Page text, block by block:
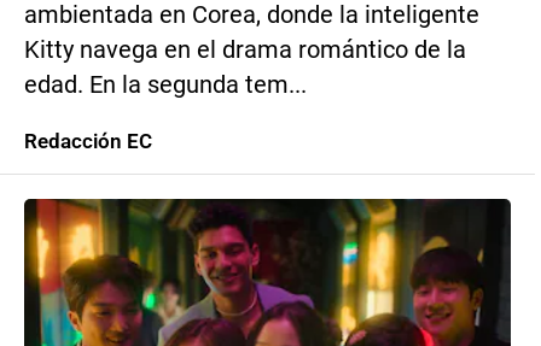
ambientada en Corea, donde la inteligente
Kitty navega en el drama romántico de la
edad. En la segunda tem...
Redacción EC